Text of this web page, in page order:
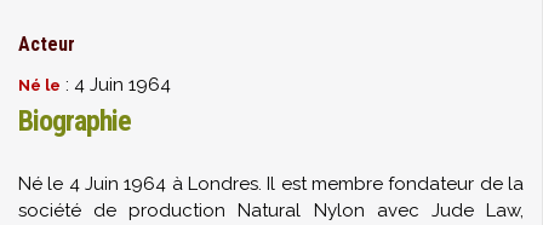
Acteur
Né le : 4 Juin 1964
Biographie
Né le 4 Juin 1964 à Londres. Il est membre fondateur de la
société de production Natural Nylon avec Jude Law,